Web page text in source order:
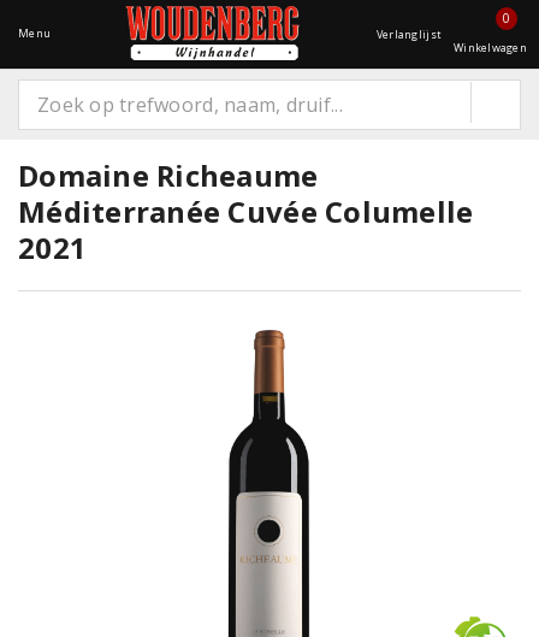
Menu Verlanglijst
0
Winkelwagen
Domaine Richeaume
Méditerranée Cuvée Columelle
2021